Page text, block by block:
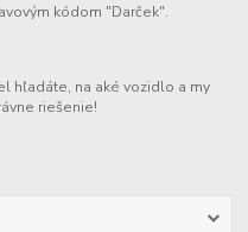
kódom "Darček".
hľadáte, na aké vozidlo a my
riešenie!